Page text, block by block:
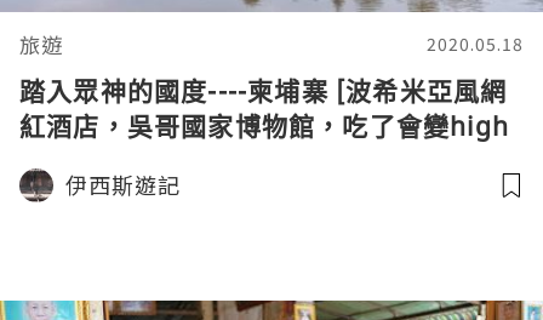
旅遊 2020.05.18
踏入眾神的國度----柬埔寨 [波希米亞風網
紅酒店，吳哥國家博物館，吃了會變high
的Happy Pizza?]
伊西斯遊記